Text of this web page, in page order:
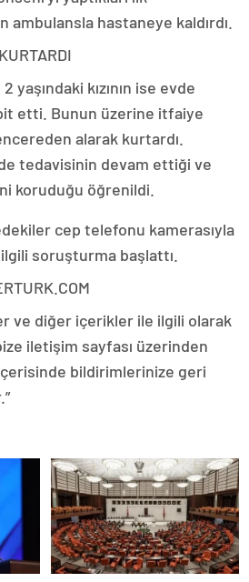
ambulansla hastaneye kaldırdı.
yaşındaki kızının ise evde
etti. Bunun üzerine itfaiye
alarak kurtardı.
tedavisinin devam ettiği ve
koruduğu öğrenildi.
cep telefonu kamerasıyla
soruşturma başlattı.
ve diğer içerikler ile ilgili olarak
iletişim sayfası üzerinden
bildirimlerinize geri